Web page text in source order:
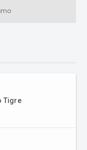
Tigre